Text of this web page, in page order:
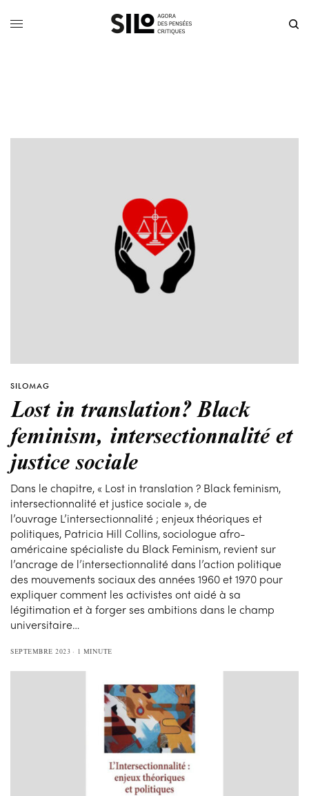
SILOMAG
Lost in translation? Black
feminism, intersectionnalité et
justice sociale
Dans le chapitre, « Lost in translation ? Black feminism,
intersectionnalité et justice sociale », de
l’ouvrage L’intersectionnalité ; enjeux théoriques et
politiques, Patricia Hill Collins, sociologue afro-
américaine spécialiste du Black Feminism, revient sur
l’ancrage de l’intersectionnalité dans l’action politique
des mouvements sociaux des années 1960 et 1970 pour
expliquer comment les activistes ont aidé à sa
légitimation et à forger ses ambitions dans le champ
universitaire…
SEPTEMBRE 2023 1 MINUTE